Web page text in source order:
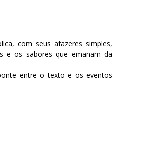
com seus afazeres simples,
e os sabores que emanam da
entre o texto e os eventos